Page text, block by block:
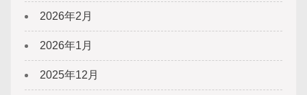
2026年2月
2026年1月
2025年12月